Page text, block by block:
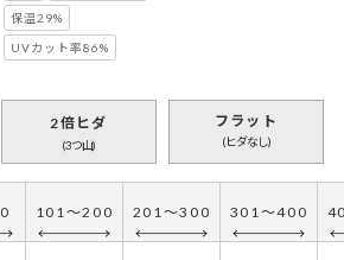
保温29%
UVカット率86%
101～200 201～300 301～400
2倍ヒダ
(3つ山)
フラット
(ヒダなし)